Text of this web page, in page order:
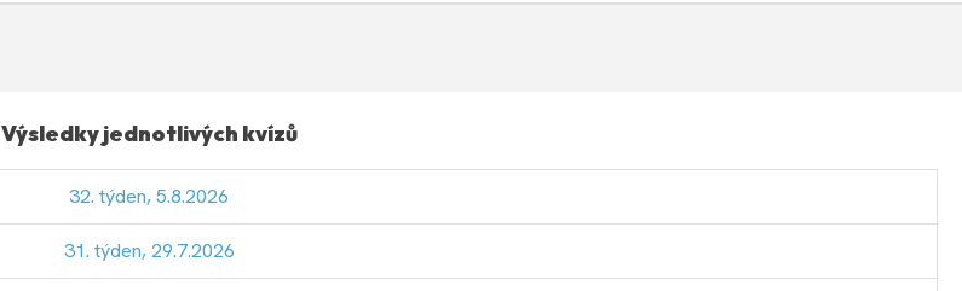
Výsledky jednotlivých kvízů
32. týden, 5.8.2026
31. týden, 29.7.2026